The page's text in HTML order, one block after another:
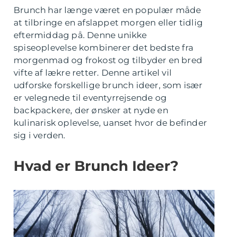
Brunch har længe været en populær måde
at tilbringe en afslappet morgen eller tidlig
eftermiddag på. Denne unikke
spiseoplevelse kombinerer det bedste fra
morgenmad og frokost og tilbyder en bred
vifte af lækre retter. Denne artikel vil
udforske forskellige brunch ideer, som især
er velegnede til eventyrrejsende og
backpackere, der ønsker at nyde en
kulinarisk oplevelse, uanset hvor de befinder
sig i verden.
Hvad er Brunch Ideer?